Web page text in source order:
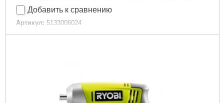
Добавить к сравнению
Артикул: 5133006024
Код товара: 30.60.14